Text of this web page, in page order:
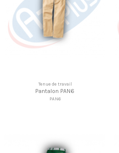
Tenue de travail
Pantalon PAN6
PAN6